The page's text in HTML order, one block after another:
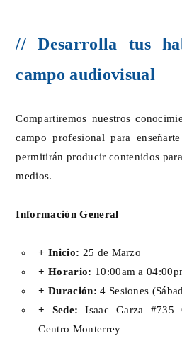
// Desarrolla tus
campo audiovisual
Compartiremos nuestros
campo profesional para
permitirán producir contenidos
medios.
Información General
+ Inicio: 25 de Marzo
+ Horario: 10:00am a
+ Duración: 4 Sesiones
+ Sede: Isaac Garza #735
Centro Monterrey